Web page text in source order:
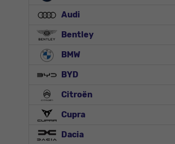
Audi
Bentley
BMW
BYD
Citroën
Cupra
Dacia